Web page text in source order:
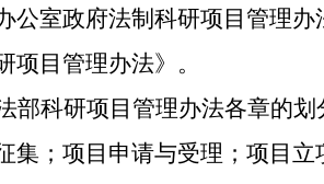
公室政府法制科研项目管理
项目管理办法》。
部科研项目管理办法各章的
集；项目申请与受理；项目